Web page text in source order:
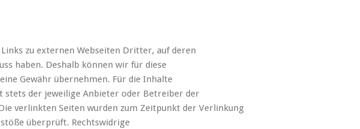
zu externen Webseiten Dritter, auf deren
haben. Deshalb können wir für diese
Gewähr übernehmen. Für die Inhalte
stets der jeweilige Anbieter oder Betreiber der
verlinkten Seiten wurden zum Zeitpunkt der Verlinkung
überprüft. Rechtswidrige